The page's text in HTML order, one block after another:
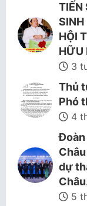
TIẾN
SINH
HỘI
HỮU
3
Thủ
Phó
4
Đoàn
dự
5